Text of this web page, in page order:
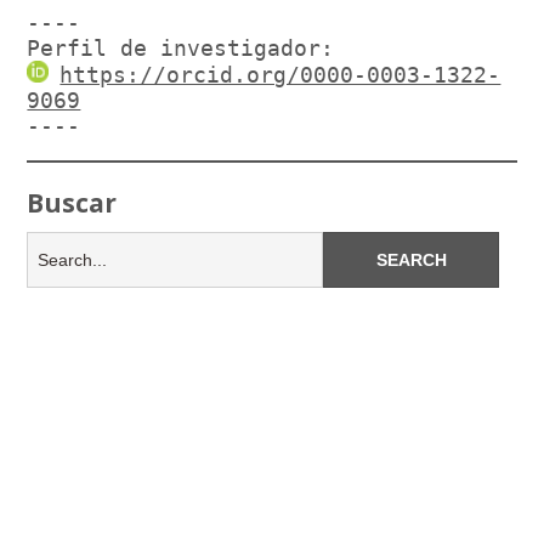
----
Perfil de investigador:
https://orcid.org/0000-0003-1322-
9069
----
Buscar